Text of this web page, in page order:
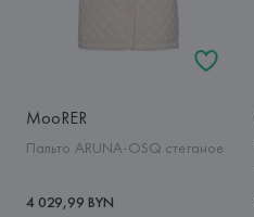
MooRER
Пальто ARUNA-OSQ стеганое
4 029,99 BYN